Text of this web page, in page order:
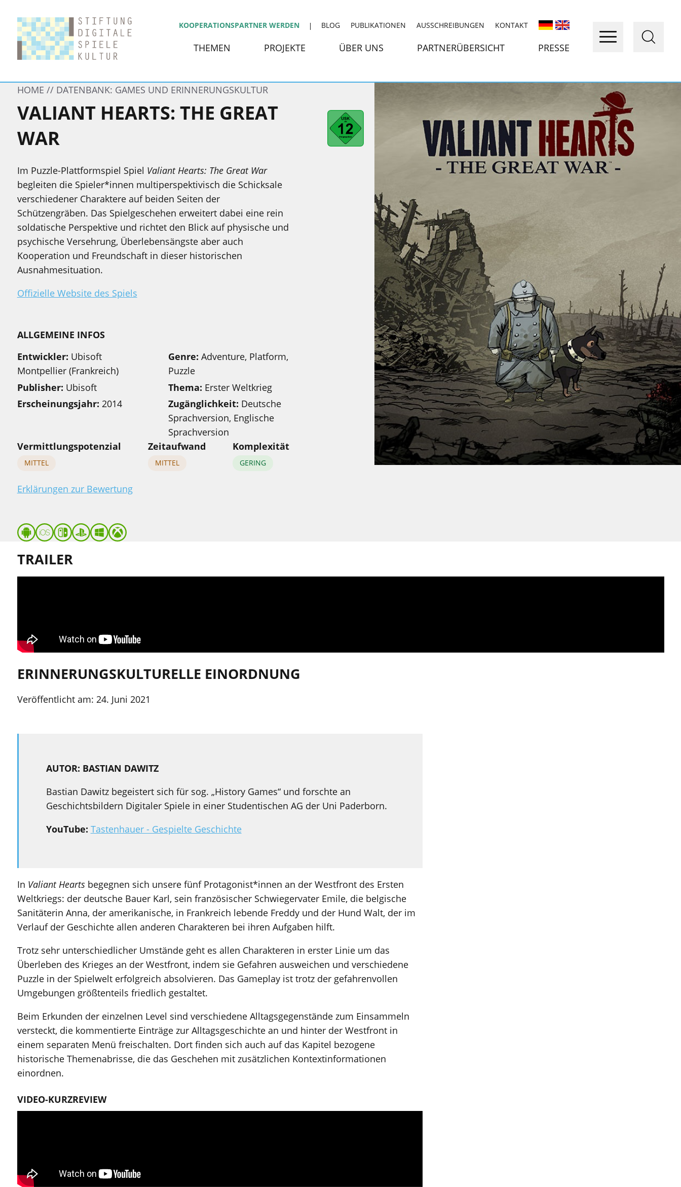
KOOPERATIONSPARTNER WERDEN BLOG PUBLIKATIONEN AUSSCHREIBUNGEN KONTAKT
THEMEN PROJEKTE ÜBER UNS PARTNERÜBERSICHT PRESSE
HOME DATENBANK: GAMES UND ERINNERUNGSKULTUR
VALIANT HEARTS: THE GREAT
WAR
Im Puzzle-Plattformspiel Spiel Valiant Hearts: The Great War
begleiten die Spieler*innen multiperspektivisch die Schicksale
verschiedener Charaktere auf beiden Seiten der
Schützengräben. Das Spielgeschehen erweitert dabei eine rein
soldatische Perspektive und richtet den Blick auf physische und
psychische Versehrung, Überlebensängste aber auch
Kooperation und Freundschaft in dieser historischen
Ausnahmesituation.
Offizielle Website des Spiels
ALLGEMEINE INFOS
Entwickler: Ubisoft
Montpellier (Frankreich)
Publisher: Ubisoft
Erscheinungsjahr: 2014
Genre: Adventure, Platform,
Puzzle
Thema: Erster Weltkrieg
Zugänglichkeit: Deutsche
Sprachversion, Englische
Sprachversion
Vermittlungspotenzial
MITTEL
Zeitaufwand
MITTEL
Komplexität
GERING
Erklärungen zur Bewertung
TRAILER
ERINNERUNGSKULTURELLE EINORDNUNG
Veröffentlicht am: 24. Juni 2021
AUTOR: BASTIAN DAWITZ
Bastian Dawitz begeistert sich für sog. „History Games“ und forschte an
Geschichtsbildern Digitaler Spiele in einer Studentischen AG der Uni Paderborn.
YouTube: Tastenhauer - Gespielte Geschichte
In Valiant Heartsbegegnen sich unsere fünf Protagonist*innen an der Westfront des Ersten
Weltkriegs: der deutsche Bauer Karl, sein französischer Schwiegervater Emile, die belgische
Sanitäterin Anna, der amerikanische, in Frankreich lebende Freddy und der Hund Walt, der im
Verlauf der Geschichte allen anderen Charakteren bei ihren Aufgaben hilft.
Trotz sehr unterschiedlicher Umstände geht es allen Charakteren in erster Linie um das
Überleben des Krieges an der Westfront, indem sie Gefahren ausweichen und verschiedene
Puzzle in der Spielwelt erfolgreich absolvieren. Das Gameplay ist trotz der gefahrenvollen
Umgebungen größtenteils friedlich gestaltet.
Beim Erkunden der einzelnen Level sind verschiedene Alltagsgegenstände zum Einsammeln
versteckt, die kommentierte Einträge zur Alltagsgeschichte an und hinter der Westfront in
einem separaten Menü freischalten. Dort finden sich auch auf das Kapitel bezogene
historische Themenabrisse, die das Geschehen mit zusätzlichen Kontextinformationen
einordnen.
VIDEO-KURZREVIEW